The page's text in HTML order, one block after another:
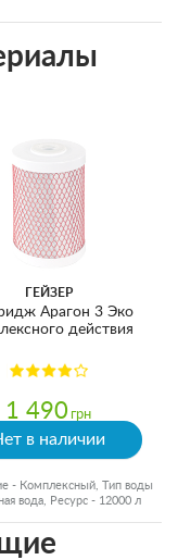
ГЕЙЗЕР
Арагон 3 Эко
действия
1 490 грн
в наличии
- Комплексный, Тип воды
вода, Ресурс - 12000 л